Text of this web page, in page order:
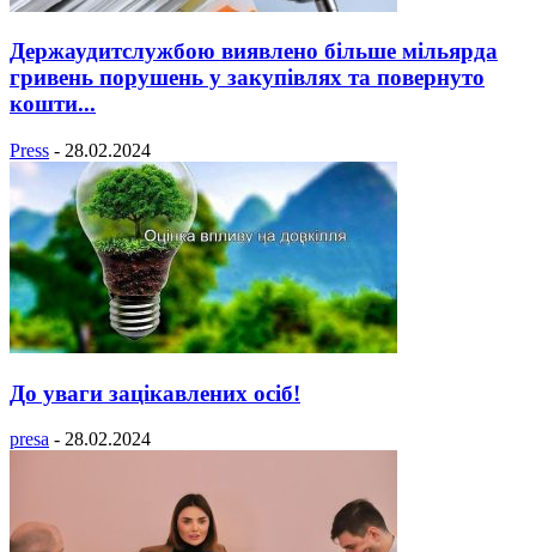
Держаудитслужбою виявлено більше мільярда
гривень порушень у закупівлях та повернуто
кошти...
Press - 28.02.2024
До уваги зацікавлених осіб!
presa - 28.02.2024